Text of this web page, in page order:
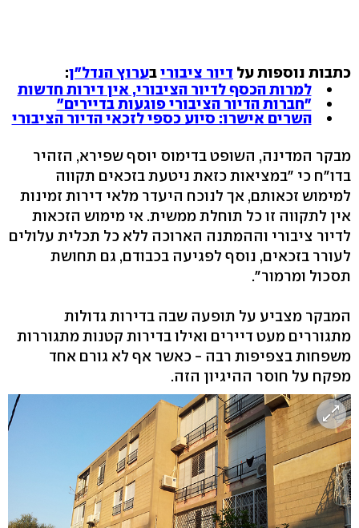
כתבות נוספות על דיור ציבוריבערוץ הנדל"ן:
למרות הכסף לדיור הציבורי, אין דירות חדשות
"חברות הדיור הציבורי פוגעות בדיירים"
השרים אישרו: סיוע כספי לזכאי הדיור הציבורי
מבקר המדינה, השופט בדימוס יוסף שפירא, הזהיר
בדו"ח כי "במציאות כזאת ניטעת בזכאים תקווה
למימוש זכאותם, אך לנוכח היעדר מלאי דירות זמינות
אין לתקווה זו כל תוחלת ממשית. אי מימוש הזכאות
לדיור ציבורי וההמתנה הארוכה ללא כל תכלית עלולים
לעורר בזכאים, נוסף לפגיעה בכבודם, גם תחושת
תסכול ומרמור".
המבקר מצביע על תופעה שבה בדירות גדולות
מתגוררים מעט דיירים ואילו בדירות קטנות מתגוררות
משפחות בצפיפות רבה - כאשר אף לא גורם אחד
מפקח על חוסר ההיגיון הזה.